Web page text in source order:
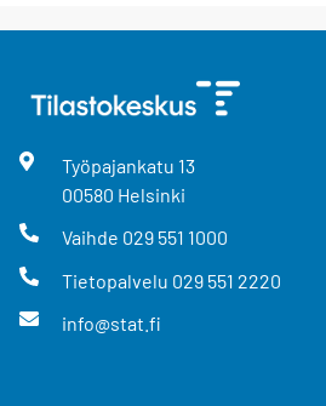
Työpajankatu 13
00580 Helsinki
Vaihde 029 551 1000
Tietopalvelu 029 551 2220
info@stat.fi